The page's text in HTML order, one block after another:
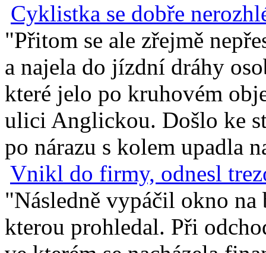
Cyklistka se dobře
"Přitom se ale zřejmě
a najela do jízdní dráhy
které jelo po kruhovém
ulici Anglickou. Došlo ke
po nárazu s kolem upadla
Vnikl do firmy, odnesl
"Následně vypáčil okno na
kterou prohledal. Při